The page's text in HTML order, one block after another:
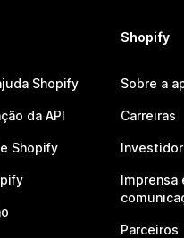
Shopify
da API
Shopify
Shopify
Sobre a
Carreiras
Imprensa
Parceiros